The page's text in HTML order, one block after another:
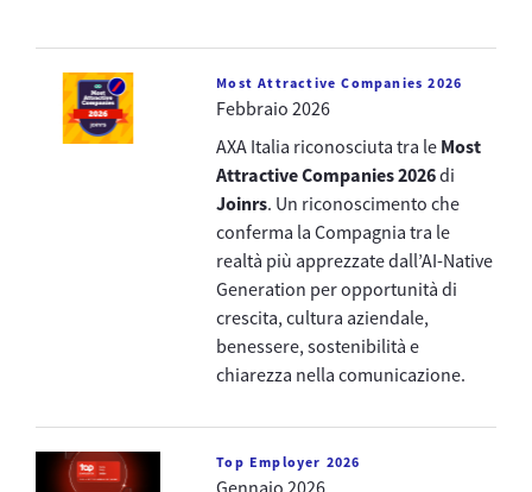
Most Attractive Companies 2026
Febbraio 2026
AXA Italia riconosciuta tra le Most
Attractive Companies 2026di
Joinrs. Un riconoscimento che
conferma la Compagnia tra le
realtà più apprezzate dall’AI-Native
Generation per opportunità di
crescita, cultura aziendale,
benessere, sostenibilità e
chiarezza nella comunicazione.
Top Employer 2026